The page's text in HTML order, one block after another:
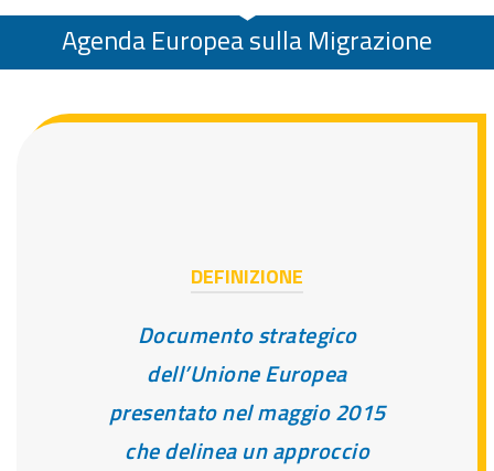
Agenda Europea sulla Migrazione
DEFINIZIONE
Documento strategico
dell’Unione Europea
presentato nel maggio 2015
che delinea un approccio